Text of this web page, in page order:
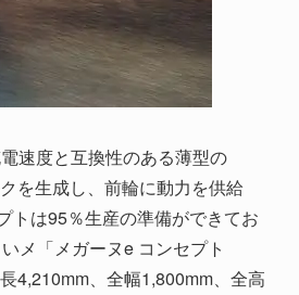
速度と互換性のある薄型の
を生成し、前輪に動力を供給
トは95％生産の準備ができてお
メ「メガーヌe コンセプト
4,210mm、全幅1,800mm、全高